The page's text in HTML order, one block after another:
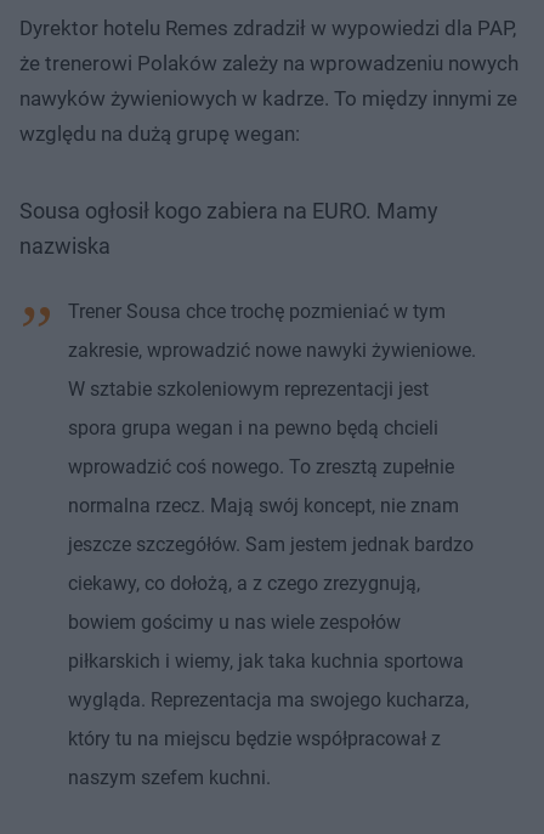
Dyrektor hotelu Remes zdradził w wypowiedzi dla PAP,
że trenerowi Polaków zależy na wprowadzeniu nowych
nawyków żywieniowych w kadrze. To między innymi ze
względu na dużą grupę wegan:
Sousa ogłosił kogo zabiera na EURO. Mamy
nazwiska
Trener Sousa chce trochę pozmieniać w tym
zakresie, wprowadzić nowe nawyki żywieniowe.
W sztabie szkoleniowym reprezentacji jest
spora grupa wegan i na pewno będą chcieli
wprowadzić coś nowego. To zresztą zupełnie
normalna rzecz. Mają swój koncept, nie znam
jeszcze szczegółów. Sam jestem jednak bardzo
ciekawy, co dołożą, a z czego zrezygnują,
bowiem gościmy u nas wiele zespołów
piłkarskich i wiemy, jak taka kuchnia sportowa
wygląda. Reprezentacja ma swojego kucharza,
który tu na miejscu będzie współpracował z
naszym szefem kuchni.